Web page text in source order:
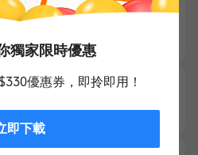
1,262
25香港快運航空
1,276
獨家限時優惠
優惠券，即拎即用！
即下載